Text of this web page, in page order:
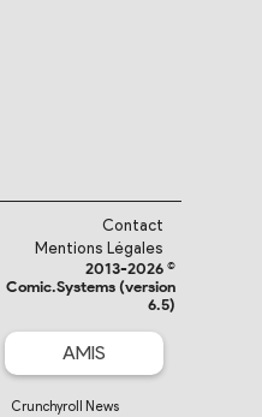
Contact
Mentions Légales
2013-2026 ©
Comic.Systems (version
6.5)
AMIS
Crunchyroll News